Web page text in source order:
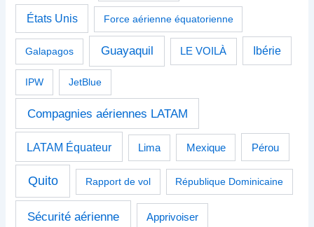
États Unis Force aérienne équatorienne
Galapagos Guayaquil LE VOILÀ Ibérie
IPW JetBlue
Compagnies aériennes LATAM
LATAM Équateur Lima Mexique Pérou
Quito Rapport de vol République Dominicaine
Sécurité aérienne Apprivoiser